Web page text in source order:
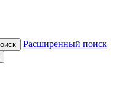
Расширенный поиск